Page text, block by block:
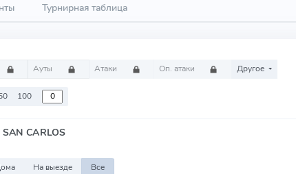
Турнирная таблица
Ауты Атаки Оп. атаки Другое
100
CARLOS
На выезде Все